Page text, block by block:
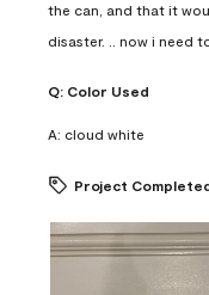
the can, and that it
disaster. .. now i need
Q: Color Used
A: cloud white
Project